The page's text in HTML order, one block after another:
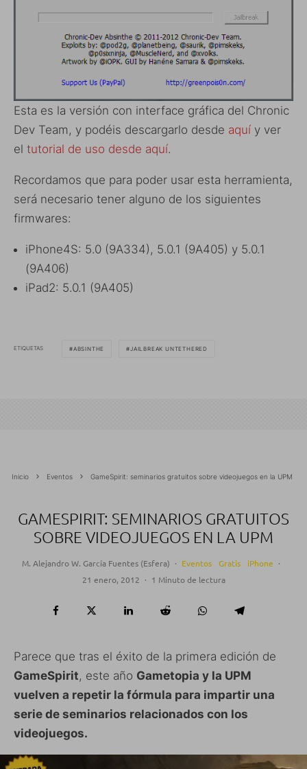
Esta es la versión con interface gráfica del Chronic
Dev Team, y podéis descargarlo desde aquí y ver
el tutorial de uso desde aquí.
Recordamos que para poder usar esta herramienta,
será necesario tener alguno de los siguientes
firmwares:
iPhone4S: 5.0 (9A334), 5.0.1 (9A405) y 5.0.1
(9A406)
iPad2: 5.0.1 (9A405)
ETIQUETAS ABSINTHE JAILBREAK UNTETHERED
Inicio Eventos GameSpirit: seminarios gratuitos sobre videojuegos en la UPM
GAMESPIRIT: SEMINARIOS GRATUITOS
SOBRE VIDEOJUEGOS EN LA UPM
M. Alejandro W. García Fuentes (Esfera) · Eventos Gratis iPhone ·
21 enero, 2012 · 1 Minuto de lectura
Parece que tras el éxito de la primera edición de
GameSpirit, este año Gametopia y la UPM
vuelven a repetir la fórmula para impartir una
serie de seminarios relacionados con los
videojuegos.